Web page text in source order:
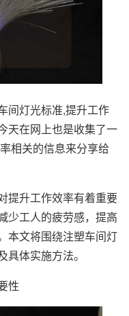
间灯光标准,提升工作
天在网上也是收集了一
相关的信息来分享给
提升工作效率有着重要
少工人的疲劳感，提高
本文将围绕注塑车间灯
体实施方法。
性